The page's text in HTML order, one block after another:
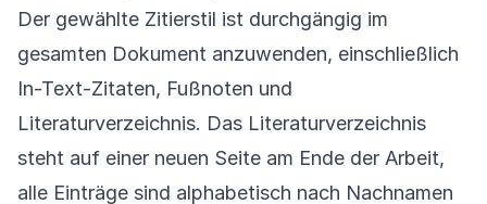
Der gewählte Zitierstil ist durchgängig im
gesamten Dokument anzuwenden, einschließlich
In-Text-Zitaten, Fußnoten und
Literaturverzeichnis. Das Literaturverzeichnis
steht auf einer neuen Seite am Ende der Arbeit,
alle Einträge sind alphabetisch nach Nachnamen